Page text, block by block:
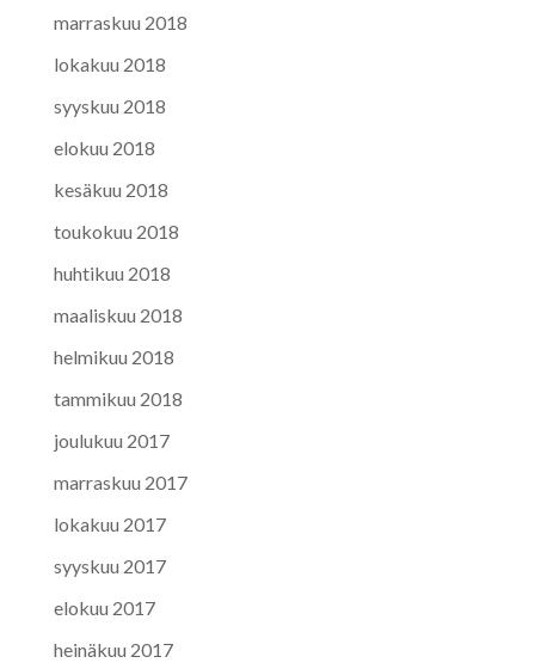
marraskuu 2018
lokakuu 2018
syyskuu 2018
elokuu 2018
kesäkuu 2018
toukokuu 2018
huhtikuu 2018
maaliskuu 2018
helmikuu 2018
tammikuu 2018
joulukuu 2017
marraskuu 2017
lokakuu 2017
syyskuu 2017
elokuu 2017
heinäkuu 2017